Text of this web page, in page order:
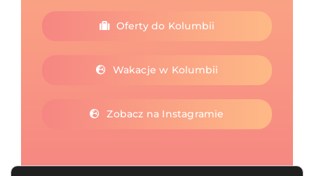
Oferty do Kolumbii
Wakacje w Kolumbii
Zobacz na Instagramie